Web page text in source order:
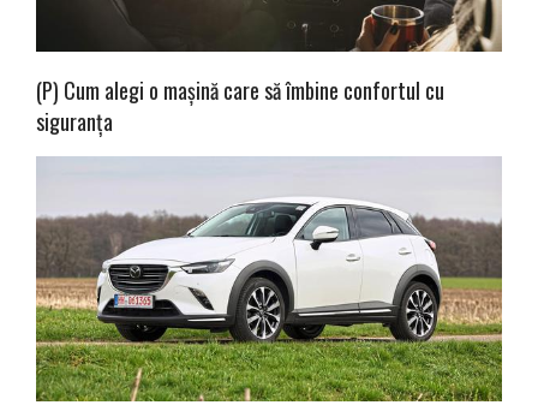
(P) Cum alegi o mașină care să îmbine confortul cu
siguranța